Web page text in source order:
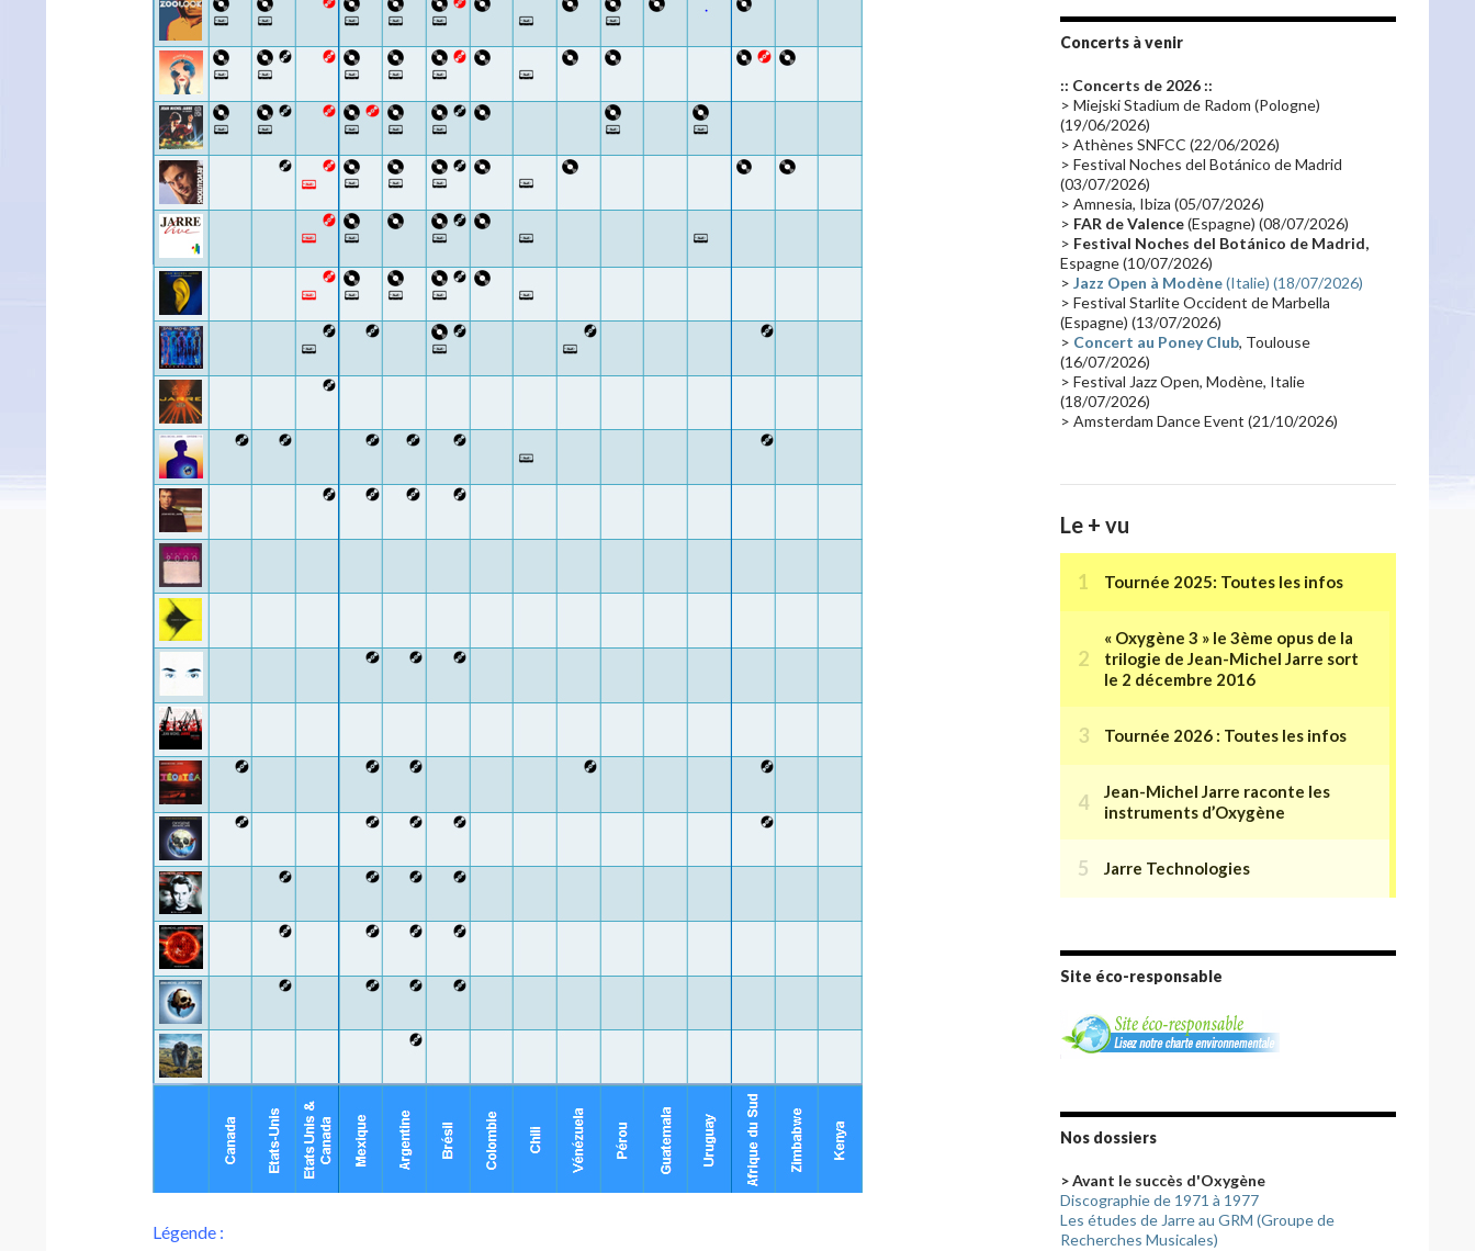
Légende :
Promo 2019
Emissions 2010 Disques rares
Synthé 70's(20)
Claviériste(19) Groupe de Recherche Musicale
France 2 (18)
Critique(17) Coffret(17) Chronologie(16)
Passages radio(16)
Synthé 80's(16) Les concerts en Chine (16)
Cinéma(16) Houston
Synthé Roland Belgique
Récompense(14) Collaborations 70's(14)
Astronomie(14) France Inter(14)
Concerts à venir
:: Concerts de 2026 ::
> Miejski Stadium de Radom (Pologne)
(19/06/2026)
> Athènes SNFCC (22/06/2026)
> Festival Noches del Botánico de Madrid
(03/07/2026)
> Amnesia, Ibiza (05/07/2026)
> FAR de Valence(Espagne) (08/07/2026)
> Festival Noches del Botánico de Madrid,
Espagne (10/07/2026)
> Jazz Open à Modène(Italie) (18/07/2026)
> Festival Starlite Occident de Marbella
(Espagne) (13/07/2026)
> Concert au Poney Club, Toulouse
(16/07/2026)
> Festival Jazz Open, Modène, Italie
(18/07/2026)
> Amsterdam Dance Event (21/10/2026)
Le + vu
Site éco-responsable
Nos dossiers
> Avant le succès d'Oxygène
Discographie de 1971 à 1977
Les études de Jarre au GRM (Groupe de
Recherches Musicales)